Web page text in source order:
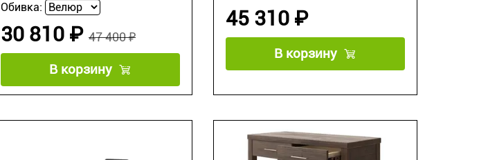
Обивка:
47 400 ₽
30 810 ₽
В корзину
45 310 ₽
В корзину